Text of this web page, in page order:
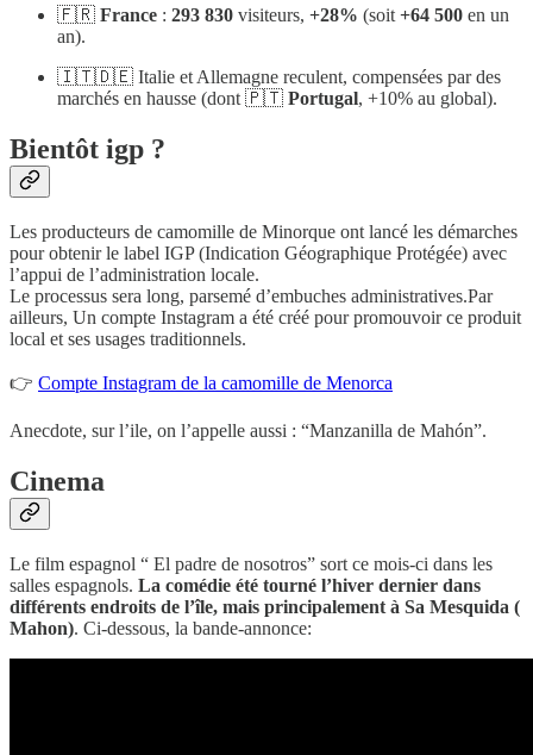
🇫🇷 France : 293 830 visiteurs, +28% (soit +64 500 en un
an).
🇮🇹🇩🇪 Italie et Allemagne reculent, compensées par des
marchés en hausse (dont 🇵🇹 Portugal, +10% au global).
Bientôt igp ?
Les producteurs de camomille de Minorque ont lancé les démarches
pour obtenir le label IGP (Indication Géographique Protégée) avec
l’appui de l’administration locale.
Le processus sera long, parsemé d’embuches administratives.Par
ailleurs, Un compte Instagram a été créé pour promouvoir ce produit
local et ses usages traditionnels.
👉 Compte Instagram de la camomille de Menorca
Anecdote, sur l’ile, on l’appelle aussi : “Manzanilla de Mahón”.
Cinema
Le film espagnol “ El padre de nosotros” sort ce mois-ci dans les
salles espagnols. La comédie été tourné l’hiver dernier dans
différents endroits de l’île, mais principalement à Sa Mesquida (
Mahon). Ci-dessous, la bande-annonce: